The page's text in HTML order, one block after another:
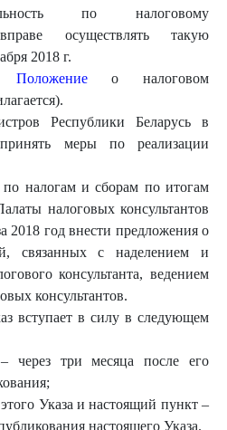
по налоговому
осуществлять такую
2018 г.
Положениео налоговом
Республики Беларусь в
меры по реализации
налогам и сборам по итогам
налоговых консультантов
2018 год внести предложения о
связанных с наделением и
консультанта, ведением
консультантов.
вступает в силу в следующем
через три месяца после его
Указа и настоящий пункт –
настоящего Указа.